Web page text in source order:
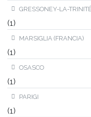
GRESSONEY-LA-TRINITÉ
(1)
MARSIGLIA (FRANCIA)
(1)
OSASCO
(1)
PARIGI
(1)